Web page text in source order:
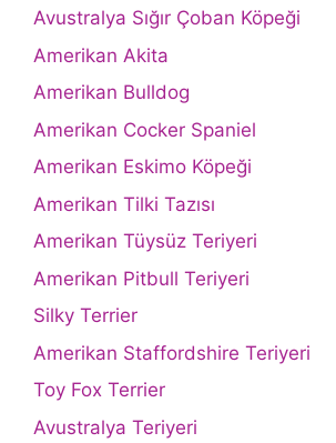
Avustralya Sığır Çoban Köpeği
Amerikan Akita
Amerikan Bulldog
Amerikan Cocker Spaniel
Amerikan Eskimo Köpeği
Amerikan Tilki Tazısı
Amerikan Tüysüz Teriyeri
Amerikan Pitbull Teriyeri
Silky Terrier
Amerikan Staffordshire Teriyeri
Toy Fox Terrier
Avustralya Teriyeri